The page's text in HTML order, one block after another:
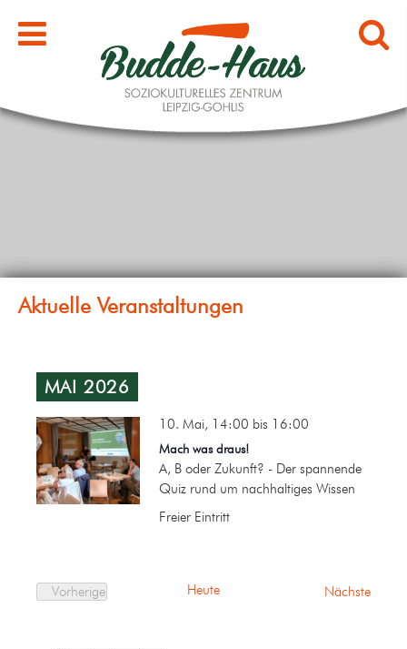
MAI 2026
Mach was draus!
10. Mai, 14:00 bis 16:00
A, B oder Zukunft? - Der spannende
Quiz rund um nachhaltiges Wissen
Freier Eintritt
Vorherige
Veranstaltungen
Heute Nächste